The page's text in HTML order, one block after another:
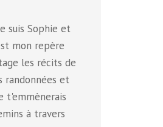
suis Sophie et
mon repère
les récits de
randonnées et
t'emmènerais
à travers